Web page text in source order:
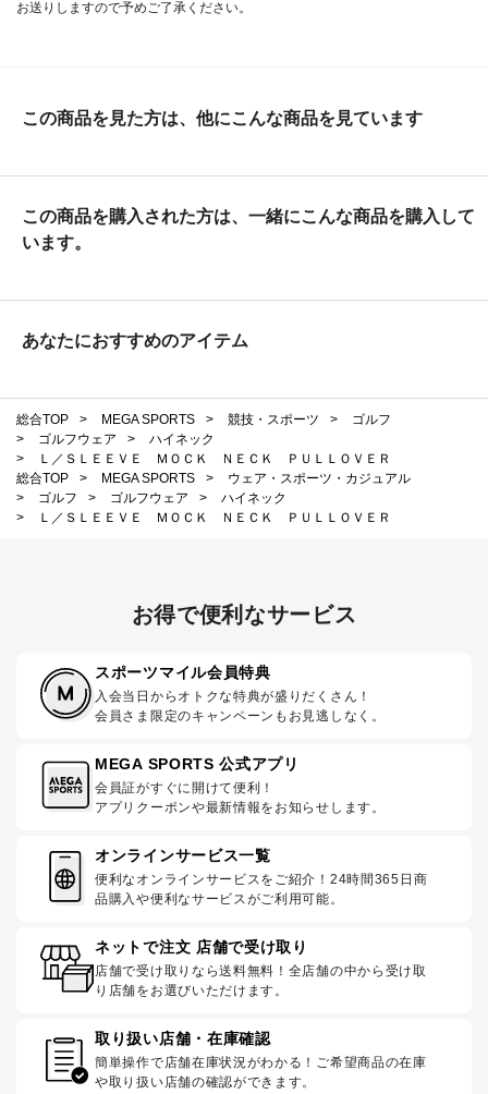
お送りしますので予めご了承ください。
この商品を見た方は、他にこんな商品を見ています
この商品を購入された方は、一緒にこんな商品を購入して
います。
あなたにおすすめのアイテム
総合TOP > MEGA SPORTS > 競技・スポーツ >
ゴルフ
>
ゴルフウェア >
ハイネック
>
Ｌ／ＳＬＥＥＶＥ ＭＯＣＫ ＮＥＣＫ ＰＵＬＬＯＶＥＲ
総合TOP
> MEGA SPORTS >
ウェア・スポーツ・カジュアル
>
ゴルフ > ゴルフウェア >
ハイネック
>
Ｌ／ＳＬＥＥＶＥ ＭＯＣＫ ＮＥＣＫ ＰＵＬＬＯＶＥＲ
お得で便利なサービス
スポーツマイル会員特典
入会当日からオトクな特典が盛りだくさん！
会員さま限定のキャンペーンもお見逃しなく。
MEGA SPORTS 公式アプリ
会員証がすぐに開けて便利！
アプリクーポンや最新情報をお知らせします。
オンラインサービス一覧
便利なオンラインサービスをご紹介！24時間365日商
品購入や便利なサービスがご利用可能。
ネットで注文 店舗で受け取り
店舗で受け取りなら送料無料！全店舗の中から受け取
り店舗をお選びいただけます。
取り扱い店舗・在庫確認
簡単操作で店舗在庫状況がわかる！ご希望商品の在庫
や取り扱い店舗の確認ができます。